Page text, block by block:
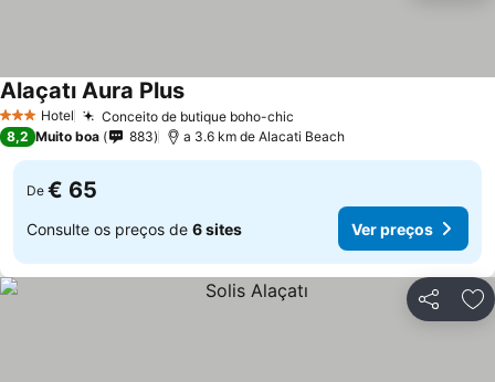
3 EstrelasHotel Conceito de butique boho-chic
Alaçatı Aura PlusVer preços
8,2 Muito boa 883 a 3.6 km de Alacati Beach
De € 65
Consulte os preços de 6 sites Ver preços
Partilhar